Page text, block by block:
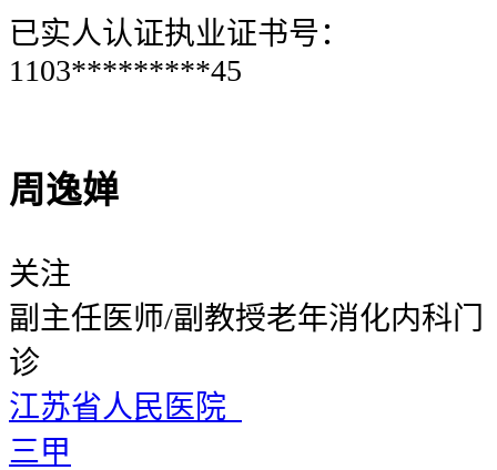
已实人认证执业证书号：
1103*********45
周逸婵
关注
副主任医师/副教授老年消化内科门
诊
江苏省人民医院
三甲